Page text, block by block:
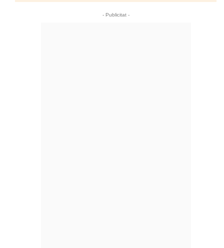
- Publicitat -